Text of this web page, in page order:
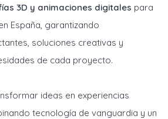
3D y animaciones digitales para
España, garantizando
soluciones creativas y
de cada proyecto.
ideas en experiencias
tecnología de vanguardia y un